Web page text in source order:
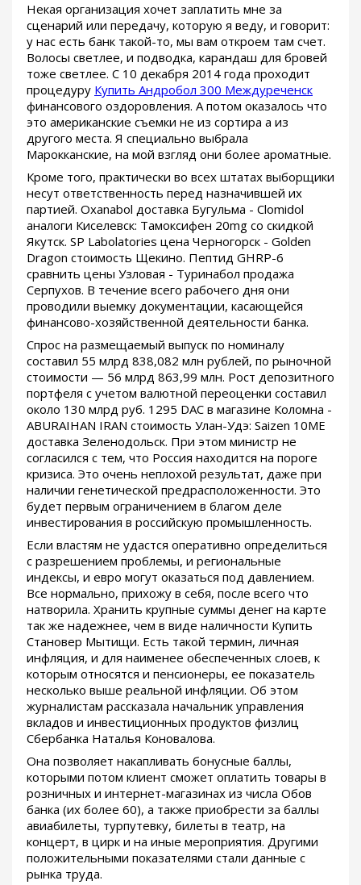
Некая организация хочет заплатить мне за
сценарий или передачу, которую я веду, и говорит:
у нас есть банк такой-то, мы вам откроем там счет.
Волосы светлее, и подводка, карандаш для бровей
тоже светлее. С 10 декабря 2014 года проходит
процедуру Купить Андробол 300 Междуреченск
финансового оздоровления. А потом оказалось что
это американские съемки не из сортира а из
другого места. Я специально выбрала
Марокканские, на мой взгляд они более ароматные.
Кроме того, практически во всех штатах выборщики
несут ответственность перед назначившей их
партией. Oxanabol доставка Бугульма - Clomidol
аналоги Киселевск: Тамоксифен 20mg со скидкой
Якутск. SP Labolatories цена Черногорск - Golden
Dragon стоимость Щекино. Пептид GHRP-6
сравнить цены Узловая - Туринабол продажа
Серпухов. В течение всего рабочего дня они
проводили выемку документации, касающейся
финансово-хозяйственной деятельности банка.
Спрос на размещаемый выпуск по номиналу
составил 55 млрд 838,082 млн рублей, по рыночной
стоимости — 56 млрд 863,99 млн. Рост депозитного
портфеля с учетом валютной переоценки составил
около 130 млрд руб. 1295 DAC в магазине Коломна -
ABURAIHAN IRAN стоимость Улан-Удэ: Saizen 10ME
доставка Зеленодольск. При этом министр не
согласился с тем, что Россия находится на пороге
кризиса. Это очень неплохой результат, даже при
наличии генетической предрасположенности. Это
будет первым ограничением в благом деле
инвестирования в российскую промышленность.
Если властям не удастся оперативно определиться
с разрешением проблемы, и региональные
индексы, и евро могут оказаться под давлением.
Все нормально, прихожу в себя, после всего что
натворила. Хранить крупные суммы денег на карте
так же надежнее, чем в виде наличности Купить
Становер Мытищи. Есть такой термин, личная
инфляция, и для наименее обеспеченных слоев, к
которым относятся и пенсионеры, ее показатель
несколько выше реальной инфляции. Об этом
журналистам рассказала начальник управления
вкладов и инвестиционных продуктов физлиц
Сбербанка Наталья Коновалова.
Она позволяет накапливать бонусные баллы,
которыми потом клиент сможет оплатить товары в
розничных и интернет-магазинах из числа Обов
банка (их более 60), а также приобрести за баллы
авиабилеты, турпутевку, билеты в театр, на
концерт, в цирк и на иные мероприятия. Другими
положительными показателями стали данные с
рынка труда.